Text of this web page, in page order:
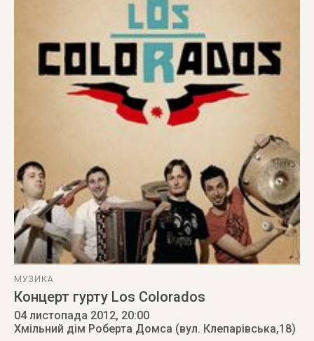
МУЗИКА
Концерт гурту Los Colorados
04 листопада 2012, 20:00
Хмільний дім Роберта Домса (вул. Клепарівська,18)